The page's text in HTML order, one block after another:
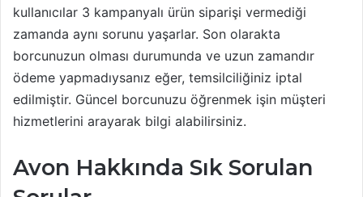
kullanıcılar 3 kampanyalı ürün siparişi vermediği
zamanda aynı sorunu yaşarlar. Son olarakta
borcunuzun olması durumunda ve uzun zamandır
ödeme yapmadıysanız eğer, temsilciliğiniz iptal
edilmiştir. Güncel borcunuzu öğrenmek işin müşteri
hizmetlerini arayarak bilgi alabilirsiniz.
Avon Hakkında Sık Sorulan